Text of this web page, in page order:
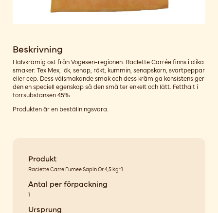
Beskrivning
Halvkrämig ost från Vogesen-regionen. Raclette Carrée finns i olika
smaker: Tex Mex, lök, senap, rökt, kummin, senapskorn, svartpeppar
eller cep. Dess välsmakande smak och dess krämiga konsistens ger
den en speciell egenskap så den smälter enkelt och lätt. Fetthalt i
torrsubstansen 45%
Produkten är en beställningsvara.
Produkt
Raclette Carre Fumee Sapin Or 4,5 kg*1
Antal per förpackning
1
Ursprung